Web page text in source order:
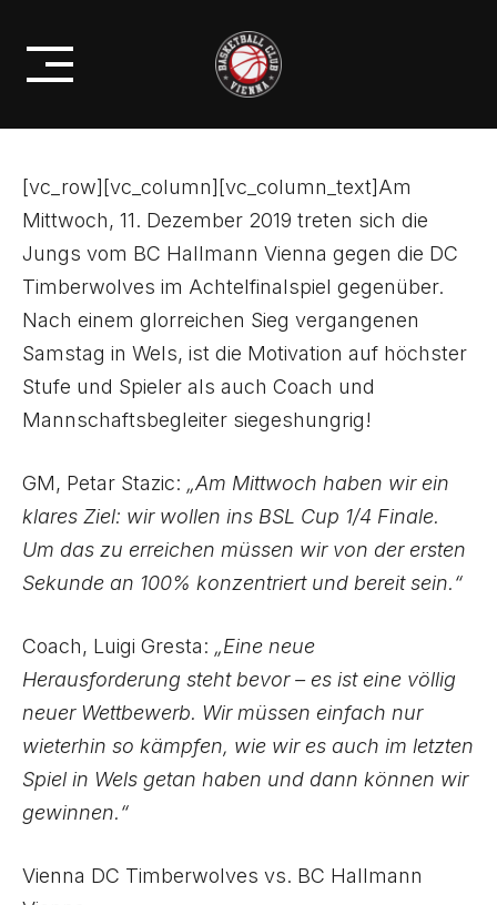
content
BASKETBALL AUSTRIA CUPS ZU
GAST BEI DEN TIMBERWOLVES
[vc_row][vc_column][vc_column_text]Am
Mittwoch, 11. Dezember 2019 treten sich die
Jungs vom BC Hallmann Vienna gegen die DC
Timberwolves im Achtelfinalspiel gegenüber.
Nach einem glorreichen Sieg vergangenen
Samstag in Wels, ist die Motivation auf höchster
Stufe und Spieler als auch Coach und
Mannschaftsbegleiter siegeshungrig!
GM, Petar Stazic: „Am Mittwoch haben wir ein
klares Ziel: wir wollen ins BSL Cup 1/4 Finale.
Um das zu erreichen müssen wir von der ersten
Sekunde an 100% konzentriert und bereit sein.“
Coach, Luigi Gresta: „Eine neue
Herausforderung steht bevor – es ist eine völlig
neuer Wettbewerb. Wir müssen einfach nur
wieterhin so kämpfen, wie wir es auch im letzten
Spiel in Wels getan haben und dann können wir
gewinnen.“
Vienna DC Timberwolves vs. BC Hallmann